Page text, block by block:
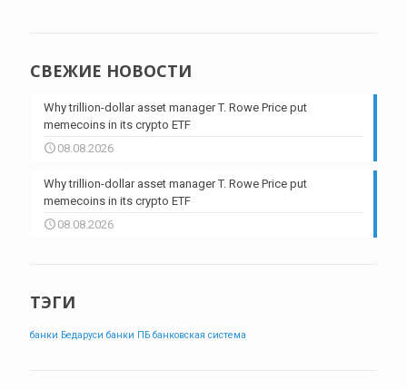
СВЕЖИЕ НОВОСТИ
Why trillion-dollar asset manager T. Rowe Price put
memecoins in its crypto ETF
08.08.2026
Why trillion-dollar asset manager T. Rowe Price put
memecoins in its crypto ETF
08.08.2026
ТЭГИ
банки Бедаруси банки ПБ банковская система